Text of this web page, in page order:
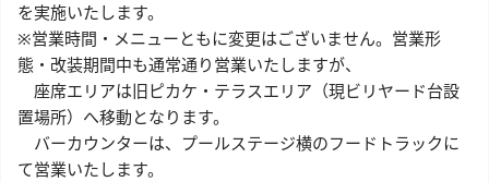
を実施いたします。
※営業時間・メニューともに変更はございません。営業形
態・改装期間中も通常通り営業いたしますが、
座席エリアは旧ピカケ・テラスエリア（現ビリヤード台設
置場所）へ移動となります。
バーカウンターは、プールステージ横のフードトラックに
て営業いたします。